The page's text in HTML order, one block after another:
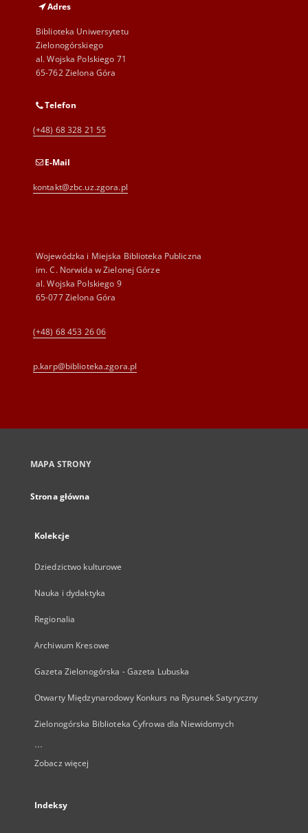
Adres
Biblioteka Uniwersytetu
Zielonogórskiego
al. Wojska Polskiego 71
65-762 Zielona Góra
Telefon
(+48) 68 328 21 55
E-Mail
kontakt@zbc.uz.zgora.pl
Wojewódzka i Miejska Biblioteka Publiczna
im. C. Norwida w Zielonej Górze
al. Wojska Polskiego 9
65-077 Zielona Góra
(+48) 68 453 26 06
p.karp@biblioteka.zgora.pl
MAPA STRONY
Strona główna
Kolekcje
Dziedzictwo kulturowe
Nauka i dydaktyka
Regionalia
Archiwum Kresowe
Gazeta Zielonogórska - Gazeta Lubuska
Otwarty Międzynarodowy Konkurs na Rysunek Satyryczny
Zielonogórska Biblioteka Cyfrowa dla Niewidomych
...
Zobacz więcej
Indeksy